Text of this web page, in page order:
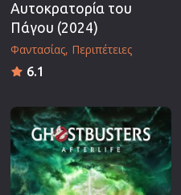
Αυτοκρατορία του
Πάγου (2024)
Φαντασίας Περιπέτειες
6.1